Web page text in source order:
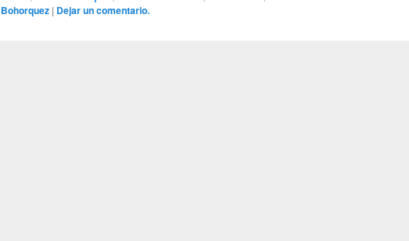
Bohorquez | Dejar un comentario.